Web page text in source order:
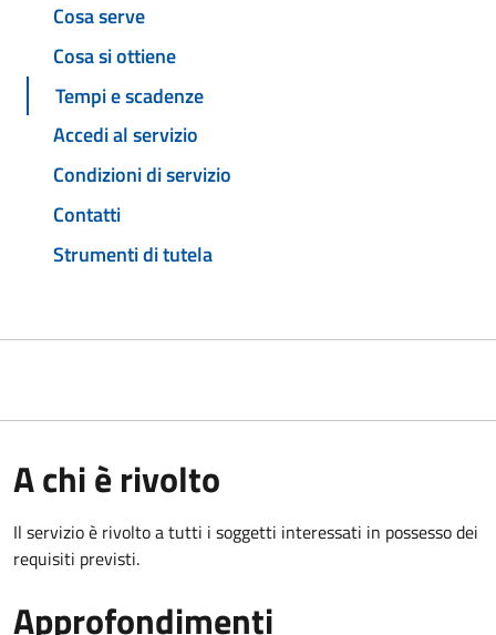
Cosa serve
Cosa si ottiene
Tempi e scadenze
Accedi al servizio
Condizioni di servizio
Contatti
Strumenti di tutela
A chi è rivolto
Il servizio è rivolto a tutti i soggetti interessati in possesso dei
requisiti previsti.
Approfondimenti